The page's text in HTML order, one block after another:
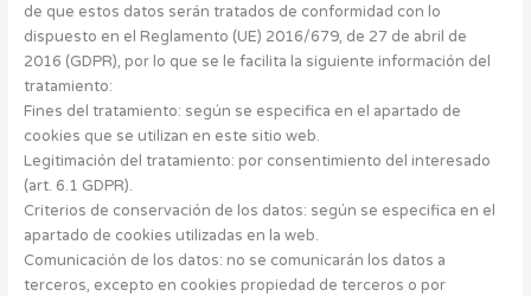
de que estos datos serán tratados de conformidad con lo
dispuesto en el Reglamento (UE) 2016/679, de 27 de abril de
2016 (GDPR), por lo que se le facilita la siguiente información del
tratamiento:
Fines del tratamiento: según se especifica en el apartado de
cookies que se utilizan en este sitio web.
Legitimación del tratamiento: por consentimiento del interesado
(art. 6.1 GDPR).
Criterios de conservación de los datos: según se especifica en el
apartado de cookies utilizadas en la web.
Comunicación de los datos: no se comunicarán los datos a
terceros, excepto en cookies propiedad de terceros o por